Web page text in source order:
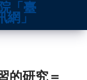
的研究＝